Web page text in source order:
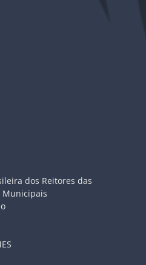
dos Reitores das
Municipais